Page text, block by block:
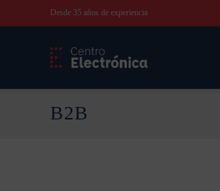
Desde 35 años de experiencia
B2B